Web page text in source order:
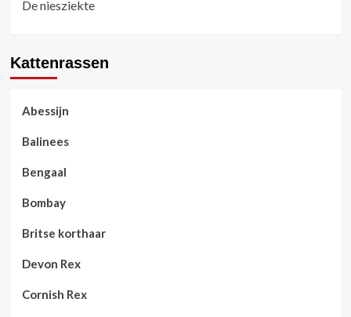
De niesziekte
Kattenrassen
Abessijn
Balinees
Bengaal
Bombay
Britse korthaar
Devon Rex
Cornish Rex